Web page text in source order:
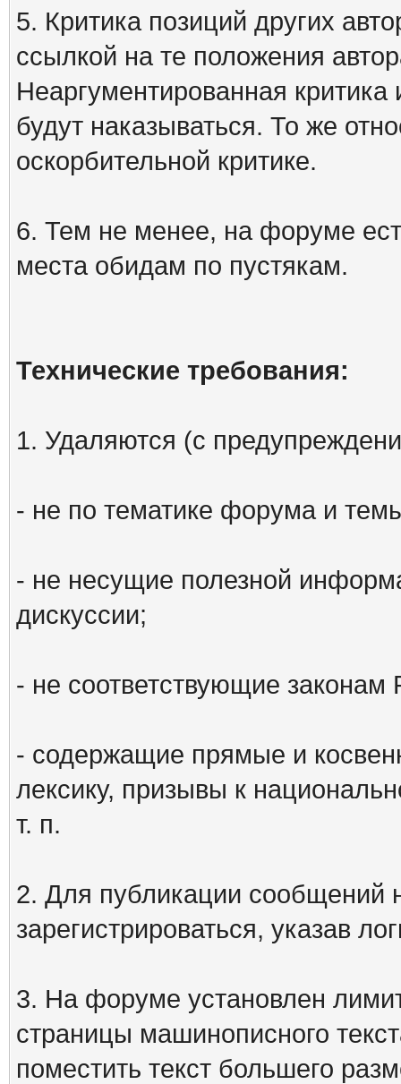
5. Критика позиций других
ссылкой на те положения
Неаргументированная
будут наказываться. То же
оскорбительной критике.
6. Тем не менее, на форуме
места обидам по пустякам.
Технические требования:
1. Удаляются (с
- не по тематике форума и
- не несущие полезной
дискуссии;
- не соответствующие законам
- содержащие прямые и
лексику, призывы к
т. п.
2. Для публикации сообщений
зарегистрироваться, указав
3. На форуме установлен
страницы машинописного
поместить текст большего